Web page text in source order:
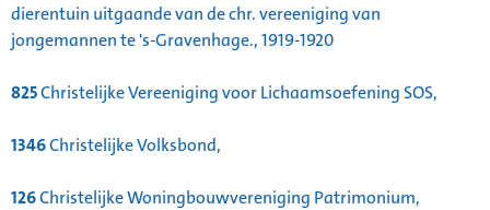
dierentuin uitgaande van de chr. vereeniging van
jongemannen te 's-Gravenhage., 1919-1920
825Christelijke Vereeniging voor Lichaamsoefening SOS,
1346Christelijke Volksbond,
126Christelijke Woningbouwvereniging Patrimonium,